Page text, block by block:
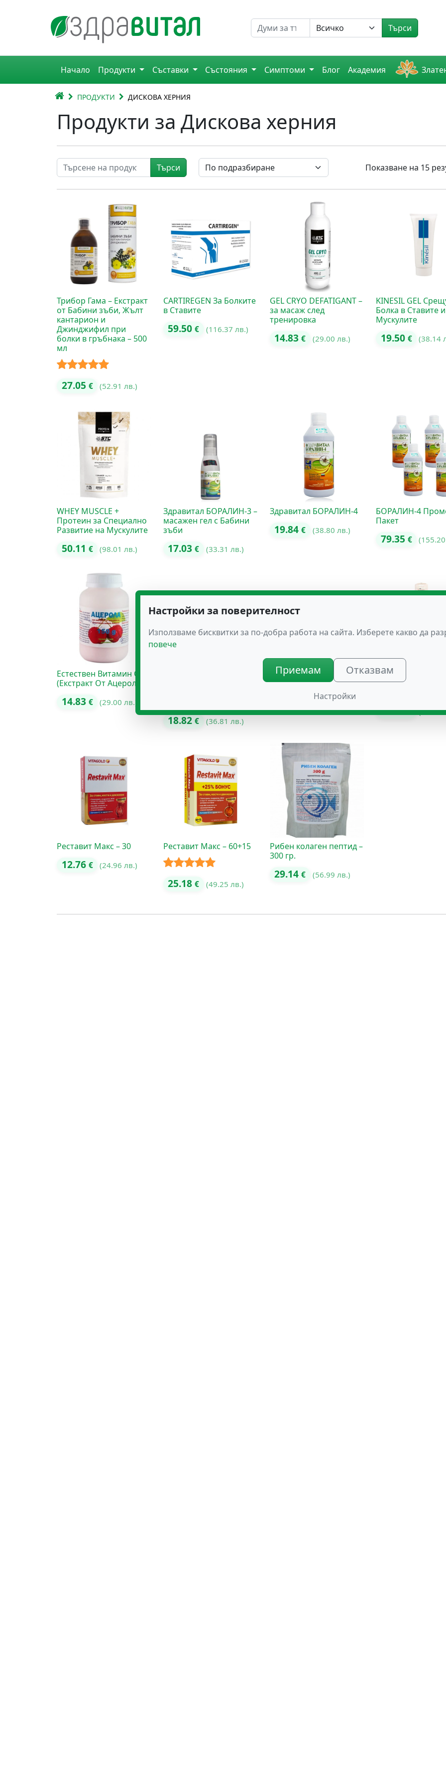
Горна навигация
Търсене на Търси
Главна навигация
Начало Продукти Съставки Състояния Симптоми Блог Академия
НАЧАЛОПРОДУКТИ ДИСКОВА ХЕРНИЯ
Продукти за Дискова херния
Показване на 15
Търси
Трибор Гама – Екстракт
от Бабини зъби, Жълт
кантарион и
Джинджифил при
болки в гръбнака – 500
мл
Оценено с
27.05 € (52.91 лв.)
CARTIREGEN За Болките
в Ставите
59.50€ (116.37 лв.)
GEL CRYO DEFATIGANT –
за масаж след
тренировка
14.83€ (29.00 лв.)
KINESIL GEL
Болка в Ставите и
Мускулите
19.50 € (38.14
WHEY MUSCLE +
Протеин за Специално
Развитие на Мускулите
50.11 € (98.01 лв.)
Здравитал БОРАЛИН-3 –
масажен гел с Бабини
зъби
17.03€ (33.31 лв.)
Здравитал БОРАЛИН-4
19.84€ (38.80 лв.)
БОРАЛИН-4
Пакет
79.35 €
Естествен Витамин С
(Екстракт От Ацерола)
14.83 € (29.00 лв.)
Оценено с
5.00от 5
18.82€ (36.81 лв.)
Магнитен Колан Здраве
(48.99 лв.)
Масажен гел
Мермерски с
13.24€ (25.90
Реставит Макс – 30
12.76 € (24.96 лв.)
Реставит Макс – 60+15
Оценено с
25.18€ (49.25 лв.)
Рибен колаген пептид –
300 гр.
29.14€ (56.99 лв.)
Настройки за поверителност
Използваме бисквитки за по-добра работа на сайта. Изберете какво да
повече
Приемам Отказвам
Настройки